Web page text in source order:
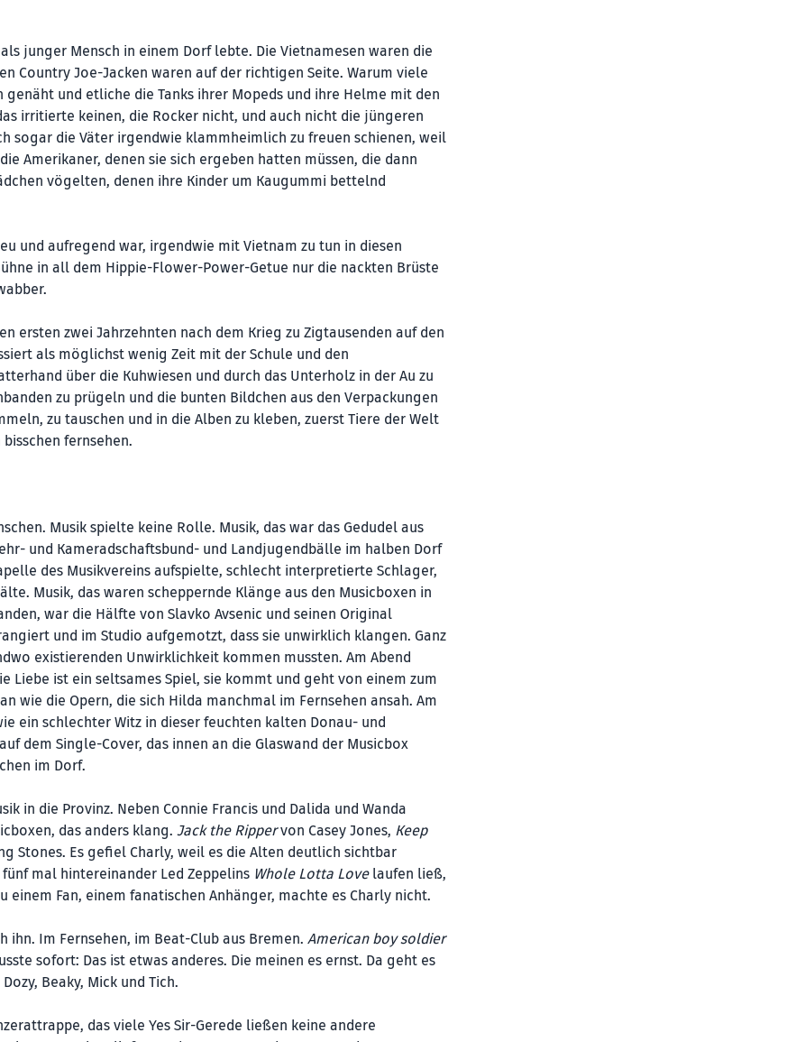
junger Mensch in einem Dorf lebte. Die Vietnamesen waren die
Country Joe-Jacken waren auf der richtigen Seite. Warum viele
und etliche die Tanks ihrer Mopeds und ihre Helme mit den
irritierte keinen, die Rocker nicht, und auch nicht die jüngeren
sogar die Väter irgendwie klammheimlich zu freuen schienen, weil
Amerikaner, denen sie sich ergeben hatten müssen, die dann
vögelten, denen ihre Kinder um Kaugummi bettelnd
und aufregend war, irgendwie mit Vietnam zu tun in diesen
in all dem Hippie-Flower-Power-Getue nur die nackten Brüste
ersten zwei Jahrzehnten nach dem Krieg zu Zigtausenden auf den
als möglichst wenig Zeit mit der Schule und den
über die Kuhwiesen und durch das Unterholz in der Au zu
zu prügeln und die bunten Bildchen aus den Verpackungen
zu tauschen und in die Alben zu kleben, zuerst Tiere der Welt
fernsehen.
Musik spielte keine Rolle. Musik, das war das Gedudel aus
und Kameradschaftsbund- und Landjugendbälle im halben Dorf
des Musikvereins aufspielte, schlecht interpretierte Schlager,
Musik, das waren scheppernde Klänge aus den Musicboxen in
war die Hälfte von Slavko Avsenic und seinen Original
und im Studio aufgemotzt, dass sie unwirklich klangen. Ganz
existierenden Unwirklichkeit kommen mussten. Am Abend
Liebe ist ein seltsames Spiel, sie kommt und geht von einem zum
wie die Opern, die sich Hilda manchmal im Fernsehen ansah. Am
ein schlechter Witz in dieser feuchten kalten Donau- und
dem Single-Cover, das innen an die Glaswand der Musicbox
im Dorf.
in die Provinz. Neben Connie Francis und Dalida und Wanda
das anders klang. Jack the Rippervon Casey Jones, Keep
Stones. Es gefiel Charly, weil es die Alten deutlich sichtbar
mal hintereinander Led Zeppelins Whole Lotta Lovelaufen ließ,
Fan, einem fanatischen Anhänger, machte es Charly nicht.
ihn. Im Fernsehen, im Beat-Club aus Bremen. American boy soldier
sofort: Das ist etwas anderes. Die meinen es ernst. Da geht es
Beaky, Mick und Tich.
das viele Yes Sir-Gerede ließen keine andere